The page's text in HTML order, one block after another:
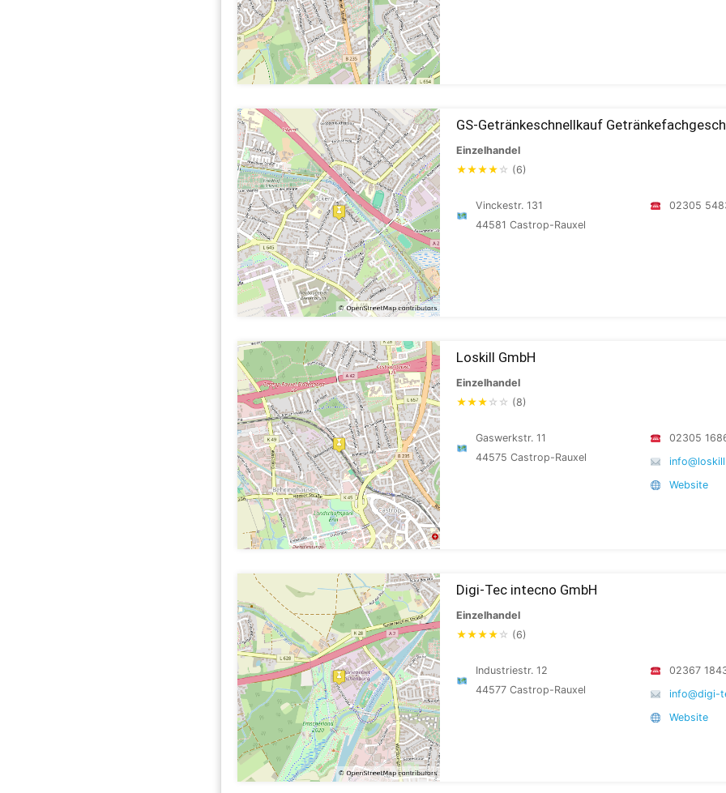
GS-Getränkeschnellkauf
Einzelhandel
★★★★ ☆ (6)
Vinckestr. 131
44581 Castrop-Rauxel
02305
Loskill GmbH
Einzelhandel
★★★ ☆ ☆ (8)
Gaswerkstr. 11
44575 Castrop-Rauxel
02305
Website
Digi-Tec intecno GmbH
Einzelhandel
★★★★ ☆ (6)
Industriestr. 12
44577 Castrop-Rauxel
02367
info@digi-
Website